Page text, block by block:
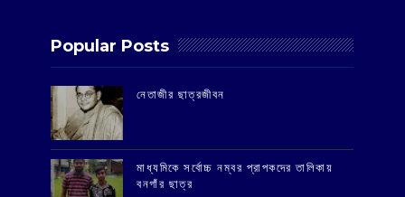
Popular Posts
‌নেতাজীর ছাত্রজীবন
মাধ্যমিকে সর্বোচ্চ নম্বর প্রাপকদের তালিকায়
বনগাঁর ছাত্র